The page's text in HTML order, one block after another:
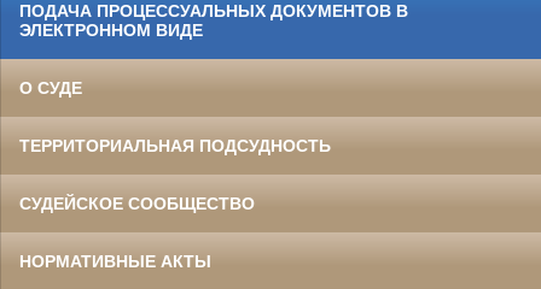
ПОДАЧА ПРОЦЕССУАЛЬНЫХ ДОКУМЕНТОВ В
ЭЛЕКТРОННОМ ВИДЕ
О СУДЕ
ТЕРРИТОРИАЛЬНАЯ ПОДСУДНОСТЬ
СУДЕЙСКОЕ СООБЩЕСТВО
НОРМАТИВНЫЕ АКТЫ